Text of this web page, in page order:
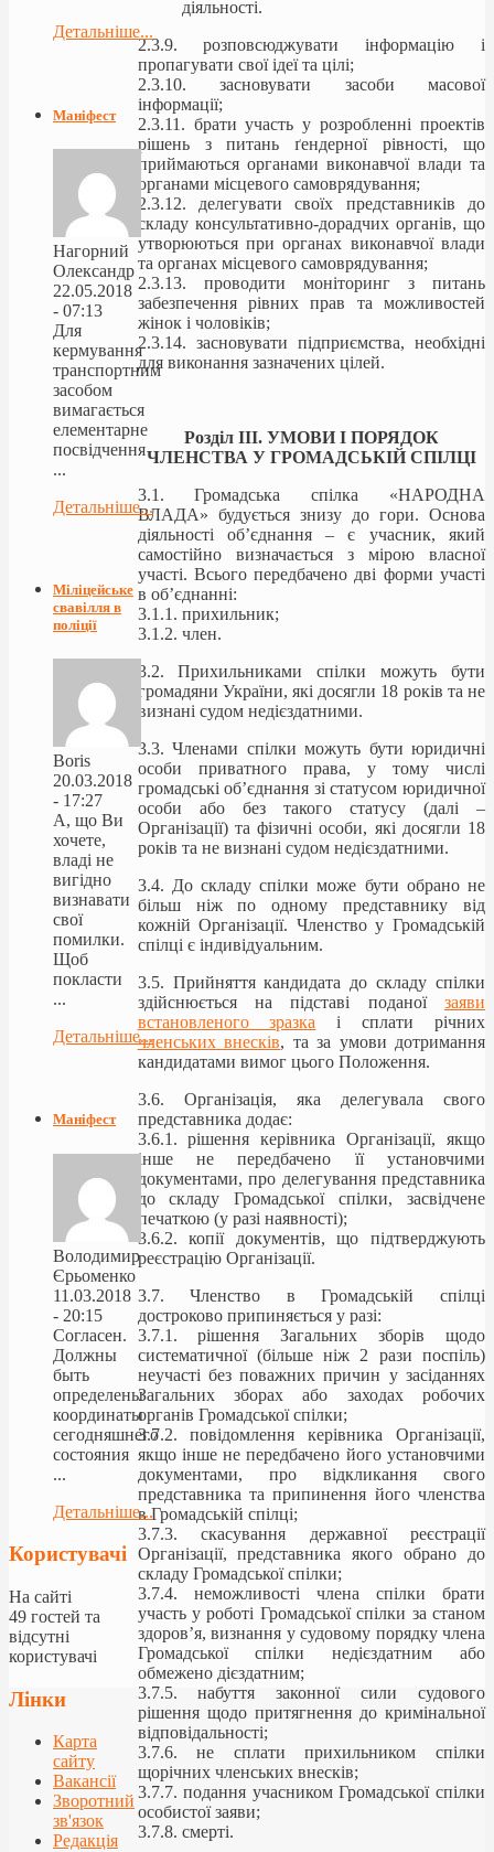
діяльності.
2.3.9. розповсюджувати інформацію і
пропагувати свої ідеї та цілі;
2.3.10. засновувати засоби масової
інформації;
2.3.11. брати участь у розробленні проектів
рішень з питань ґендерної рівності, що
приймаються органами виконавчої влади та
органами місцевого самоврядування;
2.3.12. делегувати своїх представників до
складу консультативно-дорадчих органів, що
утворюються при органах виконавчої влади
та органах місцевого самоврядування;
2.3.13. проводити моніторинг з питань
забезпечення рівних прав та можливостей
жінок і чоловіків;
2.3.14. засновувати підприємства, необхідні
для виконання зазначених цілей.
Розділ IІІ. УМОВИ І ПОРЯДОК
ЧЛЕНСТВА У ГРОМАДСЬКІЙ СПІЛЦІ
3.1. Громадська спілка «НАРОДНА
ВЛАДА» будується знизу до гори. Основа
діяльності об’єднання – є учасник, який
самостійно визначається з мірою власної
участі. Всього передбачено дві форми участі
в об’єднанні:
3.1.1. прихильник;
3.1.2. член.
3.2. Прихильниками спілки можуть бути
громадяни України, які досягли 18 років та не
визнані судом недієздатними.
3.3. Членами спілки можуть бути юридичні
особи приватного права, у тому числі
громадські об’єднання зі статусом юридичної
особи або без такого статусу (далі –
Організації) та фізичні особи, які досягли 18
років та не визнані судом недієздатними.
3.4. До складу спілки може бути обрано не
більш ніж по одному представнику від
кожній Організації. Членство у Громадській
спілці є індивідуальним.
3.5. Прийняття кандидата до складу спілки
здійснюється на підставі поданої заяви
встановленого зразка і сплати річних
членських внесків, та за умови дотримання
кандидатами вимог цього Положення.
3.6. Організація, яка делегувала свого
представника додає:
3.6.1. рішення керівника Організації, якщо
інше не передбачено її установчими
документами, про делегування представника
до складу Громадської спілки, засвідчене
печаткою (у разі наявності);
3.6.2. копії документів, що підтверджують
реєстрацію Організації.
3.7. Членство в Громадській спілці
достроково припиняється у разі:
3.7.1. рішення Загальних зборів щодо
систематичної (більше ніж 2 рази поспіль)
неучасті без поважних причин у засіданнях
Загальних зборах або заходах робочих
органів Громадської спілки;
3.7.2. повідомлення керівника Організації,
якщо інше не передбачено його установчими
документами, про відкликання свого
представника та припинення його членства
в Громадській спілці;
3.7.3. скасування державної реєстрації
Організації, представника якого обрано до
складу Громадської спілки;
3.7.4. неможливості члена спілки брати
участь у роботі Громадської спілки за станом
здоров’я, визнання у судовому порядку члена
Громадської спілки недієздатним або
обмежено дієздатним;
3.7.5. набуття законної сили судового
рішення щодо притягнення до кримінальної
відповідальності;
3.7.6. не сплати прихильником спілки
щорічних членських внесків;
3.7.7. подання учасником Громадської спілки
особистої заяви;
3.7.8. смерті.
Детальніше...
Маніфест
Нагорний
Олександр
22.05.2018
- 07:13
Для
кермування
транспортним
засобом
вимагається
елементарне
посвідчення
...
Детальніше...
Міліцейське
свавілля в
поліції
Boris
20.03.2018
- 17:27
А, що Ви
хочете,
владі не
вигідно
визнавати
свої
помилки.
Щоб
покласти
...
Детальніше...
Маніфест
Володимир
Єрьоменко
11.03.2018
- 20:15
Согласен.
Должны
быть
определены
координаты
сегодняшнего
состояния
...
Детальніше...
Користувачі
На сайті
49 гостей та
відсутні
користувачі
Лінки
Карта
сайту
Вакансії
Зворотний
зв'язок
Редакція